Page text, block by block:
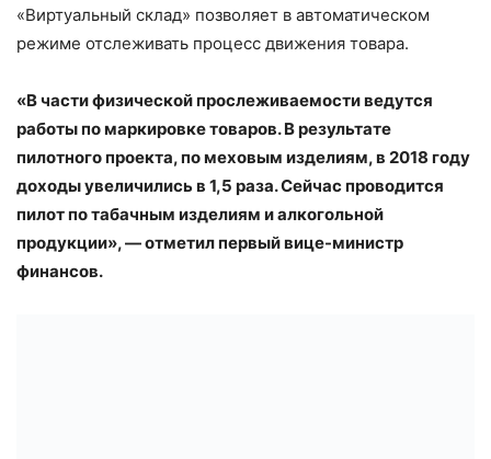
«Виртуальный склад» позволяет в автоматическом
режиме отслеживать процесс движения товара.
«В части физической прослеживаемости ведутся
работы по маркировке товаров. В результате
пилотного проекта, по меховым изделиям, в 2018 году
доходы увеличились в 1,5 раза. Сейчас проводится
пилот по табачным изделиям и алкогольной
продукции», — отметил первый вице-министр
финансов.